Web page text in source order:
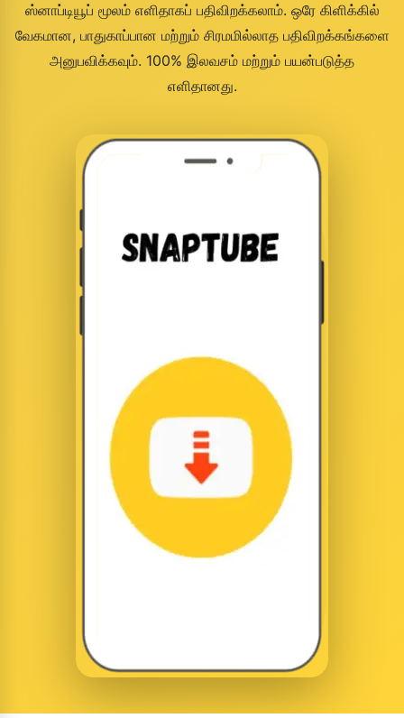
ஸ்னாப்டியூப் மூலம் எளிதாகப் பதிவிறக்கலாம். ஒரே கிளிக்கில்
வேகமான, பாதுகாப்பான மற்றும் சிரமமில்லாத பதிவிறக்கங்களை
அனுபவிக்கவும். 100% இலவசம் மற்றும் பயன்படுத்த
எளிதானது.